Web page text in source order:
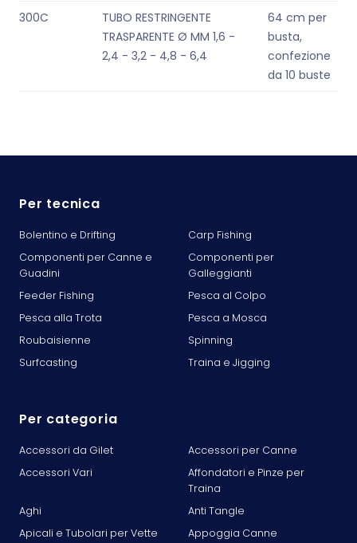
300C
TUBO RESTRINGENTE
TRASPARENTE Ø MM 1,6 -
2,4 - 3,2 - 4,8 - 6,4
64 cm per
busta,
confezione
da 10 buste
Per tecnica
Bolentino e Drifting
Carp Fishing
Componenti per Canne e
Guadini
Componenti per
Galleggianti
Feeder Fishing
Pesca al Colpo
Pesca alla Trota
Pesca a Mosca
Roubaisienne
Spinning
Surfcasting
Traina e Jigging
Per categoria
Accessori da Gilet
Accessori per Canne
Accessori Vari
Affondatori e Pinze per
Traina
Aghi
Anti Tangle
Apicali e Tubolari per Vette
Appoggia Canne